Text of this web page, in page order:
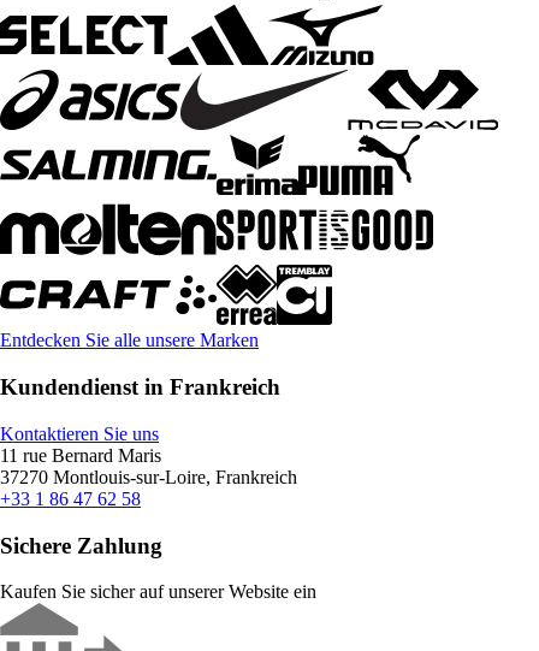
Entdecken Sie alle unsere Marken
Kundendienst in Frankreich
Kontaktieren Sie uns
11 rue Bernard Maris
37270 Montlouis-sur-Loire, Frankreich
+33 1 86 47 62 58
Sichere Zahlung
Kaufen Sie sicher auf unserer Website ein